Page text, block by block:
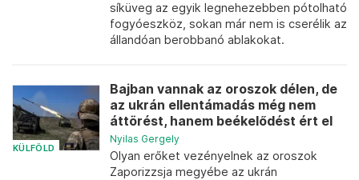
síküveg az egyik legnehezebben pótolható
fogyóeszköz, sokan már nem is cserélik az
állandóan berobbanó ablakokat.
KÜLFÖLD
Bajban vannak az oroszok délen, de
az ukrán ellentámadás még nem
áttörést, hanem beékelődést ért el
Nyilas Gergely
Olyan erőket vezényelnek az oroszok
Zaporizzsja megyébe az ukrán